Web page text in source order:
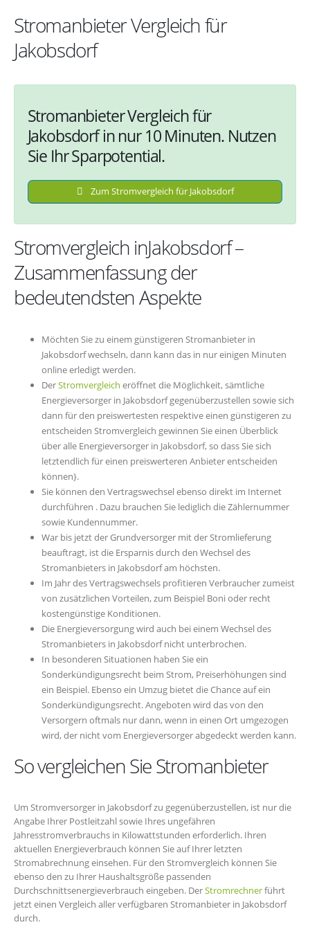
Stromanbieter Vergleich für
Jakobsdorf
Stromanbieter Vergleich für
Jakobsdorf in nur 10 Minuten. Nutzen
Sie Ihr Sparpotential.
Zum Stromvergleich für Jakobsdorf
Stromvergleich inJakobsdorf –
Zusammenfassung der
bedeutendsten Aspekte
Möchten Sie zu einem günstigeren Stromanbieter in
Jakobsdorf wechseln, dann kann das in nur einigen Minuten
online erledigt werden.
DerStromvergleich eröffnet die Möglichkeit, sämtliche
Energieversorger in Jakobsdorf gegenüberzustellen sowie sich
dann für den preiswertesten respektive einen günstigeren zu
entscheiden Stromvergleich gewinnen Sie einen Überblick
über alle Energieversorger in Jakobsdorf, so dass Sie sich
letztendlich für einen preiswerteren Anbieter entscheiden
können}.
Sie können den Vertragswechsel ebenso direkt im Internet
durchführen . Dazu brauchen Sie lediglich die Zählernummer
sowie Kundennummer.
War bis jetzt der Grundversorger mit der Stromlieferung
beauftragt, ist die Ersparnis durch den Wechsel des
Stromanbieters in Jakobsdorf am höchsten.
Im Jahr des Vertragswechsels profitieren Verbraucher zumeist
von zusätzlichen Vorteilen, zum Beispiel Boni oder recht
kostengünstige Konditionen.
Die Energieversorgung wird auch bei einem Wechsel des
Stromanbieters in Jakobsdorf nicht unterbrochen.
In besonderen Situationen haben Sie ein
Sonderkündigungsrecht beim Strom, Preiserhöhungen sind
ein Beispiel. Ebenso ein Umzug bietet die Chance auf ein
Sonderkündigungsrecht. Angeboten wird das von den
Versorgern oftmals nur dann, wenn in einen Ort umgezogen
wird, der nicht vom Energieversorger abgedeckt werden kann.
So vergleichen Sie Stromanbieter
Um Stromversorger in Jakobsdorf zu gegenüberzustellen, ist nur die
Angabe Ihrer Postleitzahl sowie Ihres ungefähren
Jahresstromverbrauchs in Kilowattstunden erforderlich. Ihren
aktuellen Energieverbrauch können Sie auf Ihrer letzten
Stromabrechnung einsehen. Für den Stromvergleich können Sie
ebenso den zu Ihrer Haushaltsgröße passenden
Durchschnittsenergieverbrauch eingeben. DerStromrechnerführt
jetzt einen Vergleich aller verfügbaren Stromanbieter in Jakobsdorf
durch.